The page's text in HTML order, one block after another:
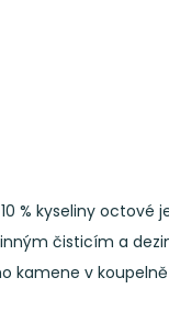
% kyseliny
čisticím a
kamene v